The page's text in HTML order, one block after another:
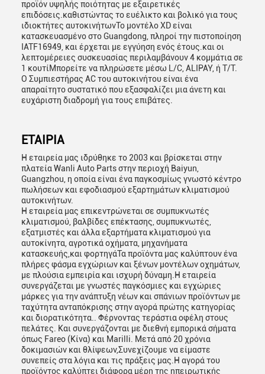
προϊόν υψηλής ποιότητας με εξαιρετικές
επιδόσεις.καθιστώντας το ευέλικτο και βολικό για τους
ιδιοκτήτες αυτοκινήτωνΤο μοντέλο XD είναι
κατασκευασμένο στο Guangdong, πληροί την πιστοποίηση
IATF16949, και έρχεται με εγγύηση ενός έτους.και οι
λεπτομέρειες συσκευασίας περιλαμβάνουν 4 κομμάτια σε
1 κουτίΜπορείτε να πληρώσετε μέσω L/C, ALIPAY, ή T/T.
Ο Συμπιεστήρας AC του αυτοκινήτου είναι ένα
απαραίτητο συστατικό που εξασφαλίζει μια άνετη και
ευχάριστη διαδρομή για τους επιβάτες.
ΕΤΑΙΡΙΑ
Η εταιρεία μας ιδρύθηκε το 2003 και βρίσκεται στην
πλατεία Wanli Auto Parts στην περιοχή Baiyun,
Guangzhou, η οποία είναι ένα παγκοσμίως γνωστό κέντρο
πωλήσεων και εφοδιασμού εξαρτημάτων κλιματισμού
αυτοκινήτων.
Η εταιρεία μας επικεντρώνεται σε συμπυκνωτές
κλιματισμού, βαλβίδες επέκτασης, συμπυκνωτές,
εξατμιστές και άλλα εξαρτήματα κλιματισμού για
αυτοκίνητα, αγροτικά οχήματα, μηχανήματα
κατασκευής,και φορτηγάΤα προϊόντα μας καλύπτουν ένα
πλήρες φάσμα εγχώριων και ξένων μοντέλων οχημάτων,
με πλούσια εμπειρία και ισχυρή δύναμη.Η εταιρεία
συνεργάζεται με γνωστές παγκόσμιες και εγχώριες
μάρκες για την ανάπτυξη νέων και σπάνιων προϊόντων με
ταχύτητα ανταπόκρισης στην αγορά πρώτης κατηγορίας
και διορατικότητα.. Φέρνοντας τεράστια οφέλη στους
πελάτες. Και συνεργάζονται με διεθνή εμπορικά σήματα
όπως Fareo (Κίνα) και Marilli. Μετά από 20 χρόνια
δοκιμασιών και θλίψεων,Συνεχίζουμε να είμαστε
συνεπείς στα λόγια και τις πράξεις μας.Η αγορά του
προϊόντος καλύπτει διάφορα μέρη της ηπειρωτικής